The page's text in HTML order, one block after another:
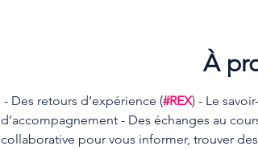
À
- Des retours d’expérience (#REX) - Le
d’accompagnement - Des échanges au
collaborative pour vous informer, trouver